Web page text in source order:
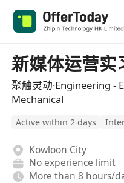
新媒体运营实
聚触灵动·Engineering -
Mechanical
Active within 2 days
Kowloon City
No experience limit
More than 8 hours/